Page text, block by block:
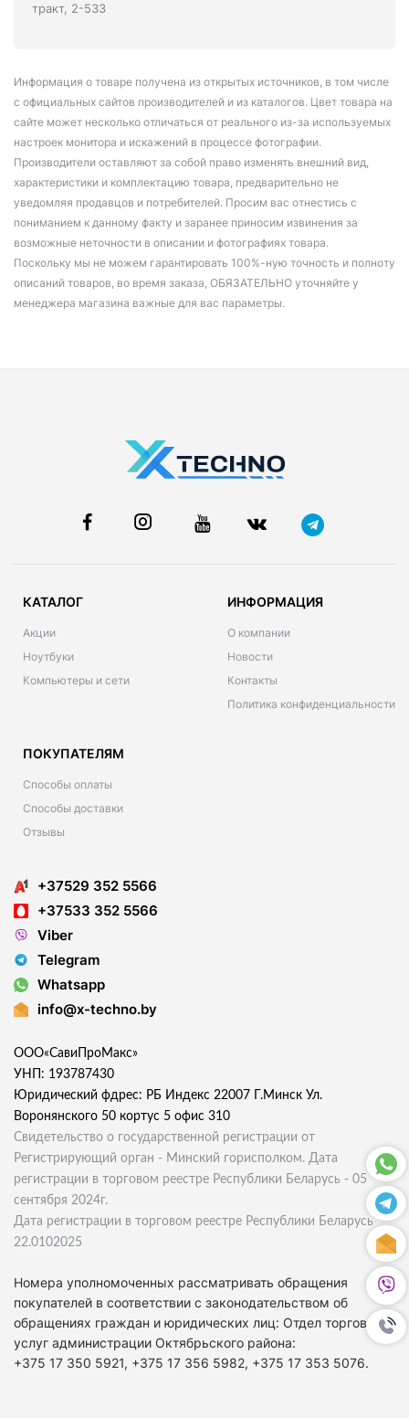
тракт, 2-533
Информация о товаре получена из открытых источников, в том числе
с официальных сайтов производителей и из каталогов. Цвет товара на
сайте может несколько отличаться от реального из-за используемых
настроек монитора и искажений в процессе фотографии.
Производители оставляют за собой право изменять внешний вид,
характеристики и комплектацию товара, предварительно не
уведомляя продавцов и потребителей. Просим вас отнестись с
пониманием к данному факту и заранее приносим извинения за
возможные неточности в описании и фотографиях товара.
Поскольку мы не можем гарантировать 100%-ную точность и полноту
описаний товаров, во время заказа, ОБЯЗАТЕЛЬНО уточняйте у
менеджера магазина важные для вас параметры.
КАТАЛОГ
Акции
Ноутбуки
Компьютеры и сети
ИНФОРМАЦИЯ
О компании
Новости
Контакты
Политика конфиденциальности
ПОКУПАТЕЛЯМ
Способы оплаты
Способы доставки
Отзывы
+37529 352 5566
+37533 352 5566
Viber
Telegram
Whatsapp
info@x-techno.by
ООО«СавиПроМакс»
УНП: 193787430
Юридический фдрес: РБ Индекс 22007 Г.Минск Ул.
Воронянского 50 кортус 5 офис 310
Свидетельство о государственной регистрации от
Регистрирующий орган - Минский горисполком. Дата
регистрации в торговом реестре Республики Беларусь - 05
сентября 2024г.
Дата регистрации в торговом реестре Республики Беларусь
22.0102025
Номера уполномоченных рассматривать обращения
покупателей в соответствии с законодательством об
обращениях граждан и юридических лиц: Отдел торговли и
услуг администрации Октябрьского района:
+375 17 350 5921, +375 17 356 5982, +375 17 353 5076.